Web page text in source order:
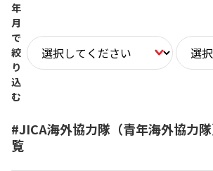
年
月
で
絞
り
込
む
#JICA海外協力隊（青年海外協力
覧